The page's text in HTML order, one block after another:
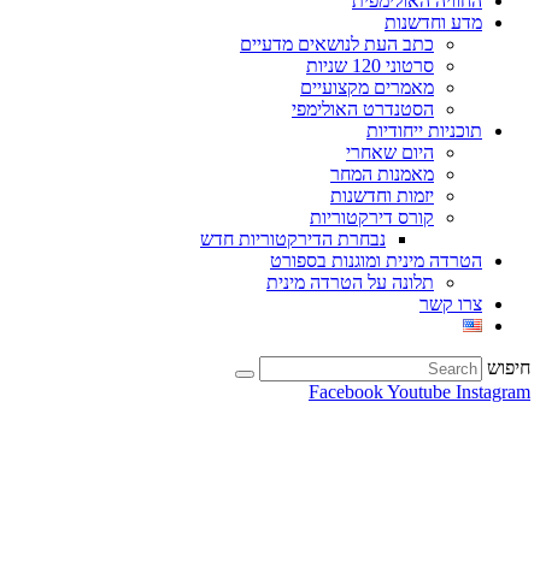
מדע וחדשנות
כתב העת לנושאים מדעיים
סרטוני 120 שניות
מאמרים מקצועיים
הסטנדרט האולימפי
תוכניות ייחודיות
היום שאחרי
מאמנות המחר
יזמות וחדשנות
קורס דירקטוריות
נבחרת הדירקטוריות חדש
הטרדה מינית ומוגנות בספורט
תלונה על הטרדה מינית
צרו קשר
חיפוש
FacebookYoutube Instagram